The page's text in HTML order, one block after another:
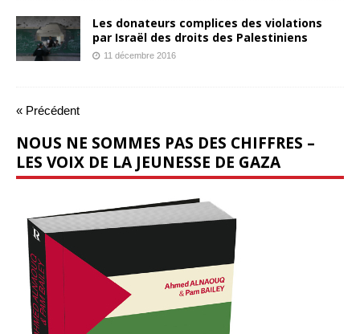
Les donateurs complices des violations
par Israël des droits des Palestiniens
11 décembre 2016
« Précédent
NOUS NE SOMMES PAS DES CHIFFRES –
LES VOIX DE LA JEUNESSE DE GAZA